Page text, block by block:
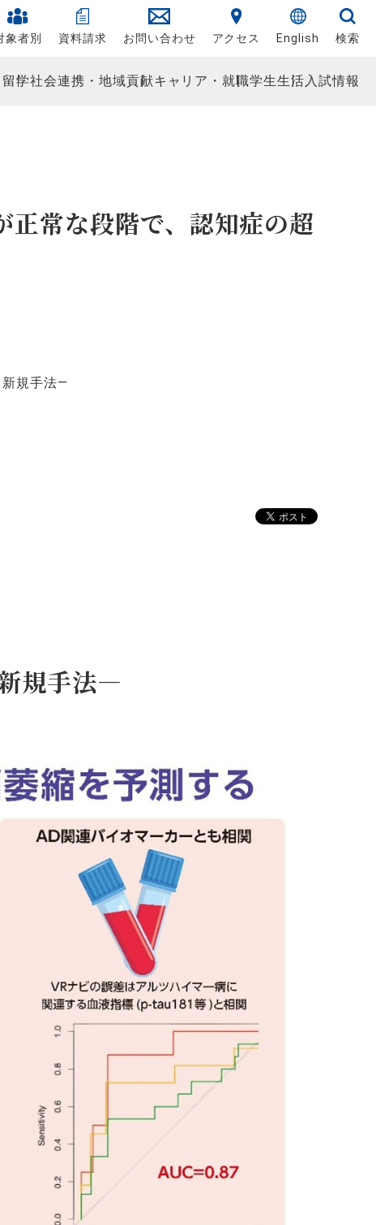
象者別 資料請求 お問い合わせ アクセス English 検索
学社会連携・地域貢献キャリア・就職学生生活入試情報
常な段階で、認知症の超
規手法―
規手法―